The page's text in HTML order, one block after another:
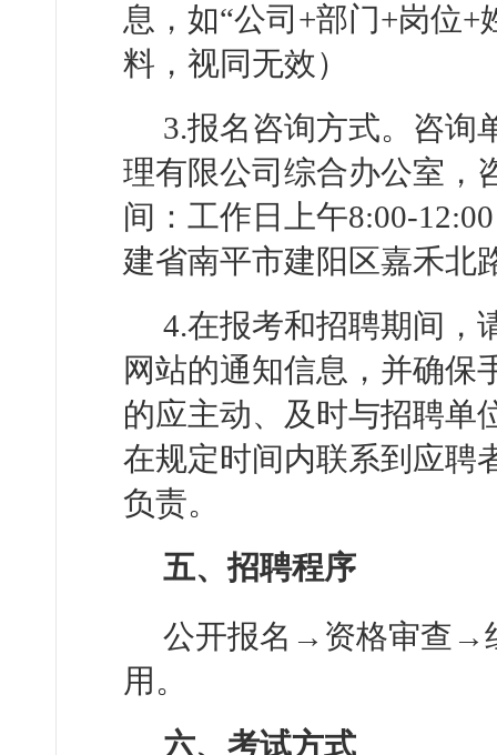
息，如“公司+部门+岗位
料，视同无效）
3.报名咨询方式。咨询
理有限公司综合办公室，
间：工作日上午8:00-
建省南平市建阳区嘉禾北
4.在报考和招聘期间，
网站的通知信息，并确保
的应主动、及时与招聘单
在规定时间内联系到应聘
负责。
五、招聘程序
公开报名→资格审查
用。
六、考试方式